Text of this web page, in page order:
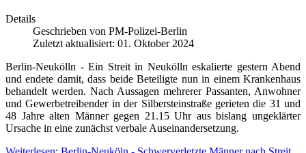
Details
Geschrieben von PM-Polizei-Berlin
Zuletzt aktualisiert: 01. Oktober 2024
Berlin-Neukölln - Ein Streit in Neukölln eskalierte gestern Abend
und endete damit, dass beide Beteiligte nun in einem Krankenhaus
behandelt werden. Nach Aussagen mehrerer Passanten, Anwohner
und Gewerbetreibender in der Silbersteinstraße gerieten die 31 und
48 Jahre alten Männer gegen 21.15 Uhr aus bislang ungeklärter
Ursache in eine zunächst verbale Auseinandersetzung.